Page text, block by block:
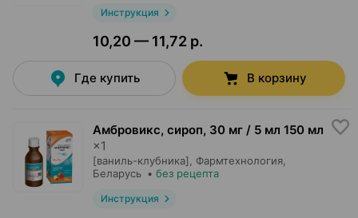
Инструкция
10,20 — 11,72 р.
Где купить В корзину
Амбровикс, сироп, 30 мг / 5 мл 150 мл
×1
[ваниль-клубника], Фармтехнология,
Беларусь • без рецепта
Инструкция